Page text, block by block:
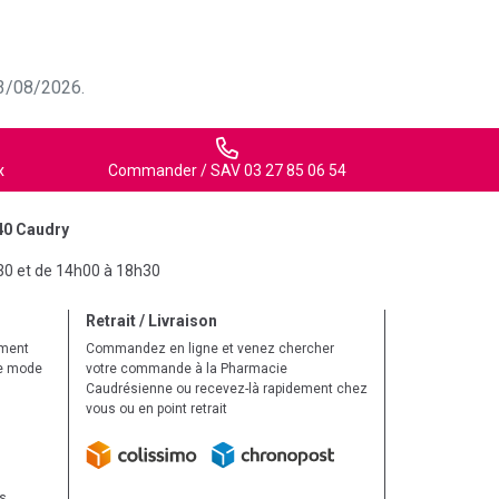
08/2026.
Commander / SAV 03 27 85 06 54
Caudry
et de 14h00 à 18h30
mode
Retrait / Livraison
Commandez en ligne et venez chercher
votre commande à la Pharmacie
Caudrésienne ou recevez-là rapidement chez
vous ou en point retrait